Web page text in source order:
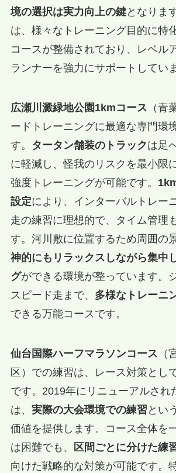
境の選択は実力向上の鍵となりま
は、様々なトレーニング目的に特
コースが整備されており、レベル
ランナーを強力にサポートしてい
広瀬川澱緑地公園1kmコース （青
ードトレーニングに最適な専門環
す。
タータン舗装のトラックは足
に軽減し、怪我のリスクを最小限
強度トレーニングが可能です。
設定により、インターバルトレー
走の練習に理想的で、タイム管理
す。河川敷に位置するため周囲の
神的にもリラックスしながら集中
グができる環境が整っています。
スピード走まで、 多様なトレーニ
できる万能コースです。
仙台国際ハーフマラソンコース （
区）での練習は、レース対策とし
です。2019年にリニューアルされ
は、 実際の大会環境での練習 とい
価値を提供します。コース全体を
は困難でも、
区間ごとに分けた練
向けた戦略的な対策が可能です。